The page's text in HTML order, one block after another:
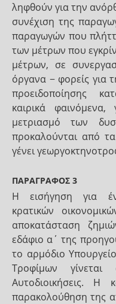
ληφθούν για την
συνέχιση της
παραγωγών που
των μέτρων που
μέτρων, σε
όργανα − φορείς για
προειδοποίησης
καιρικά
μετριασμό των
προκαλούνται από
γένει
ΠΑΡΑΓΡΑΦΟΣ 3
Η εισήγηση για
κρατικών
αποκατάσταση
εδάφιο α΄ της
το αρμόδιο
Τροφίμων γίνεται
Αυτοδιοικήσεις. Η
παρακολούθηση της